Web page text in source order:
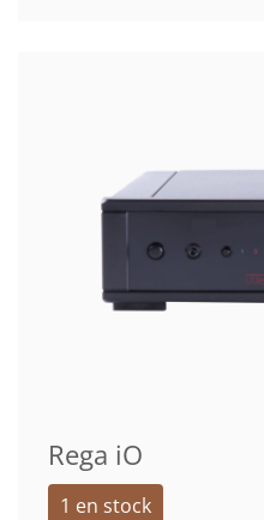
Rega iO
1 en stock